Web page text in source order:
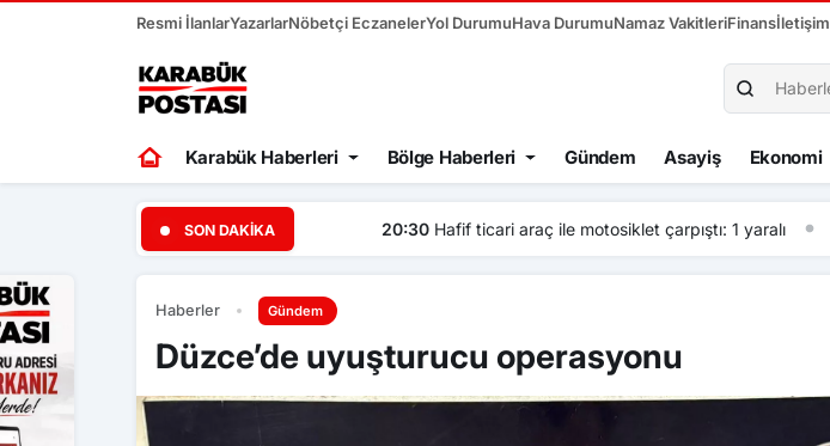
Resmi İlanlarYazarlarNöbetçi EczanelerYol DurumuHava DurumuNamaz VakitleriFinansİletişim
Karabük Haberleri Bölge Haberleri Gündem Asayiş Ekonomi
SON DAKIKA Hafif ticari araç ile motosiklet çarpıştı: 1 yaralı
Haberler Gündem
Düzce’de uyuşturucu operasyonu